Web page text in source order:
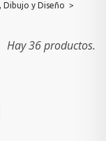
y Diseño >
Hay 36 productos.